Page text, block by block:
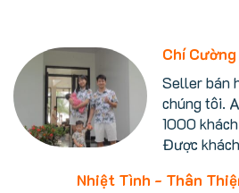
Chí Cường
Seller bán
chúng tôi.
1000
Được
Nhiệt Tình - Thân